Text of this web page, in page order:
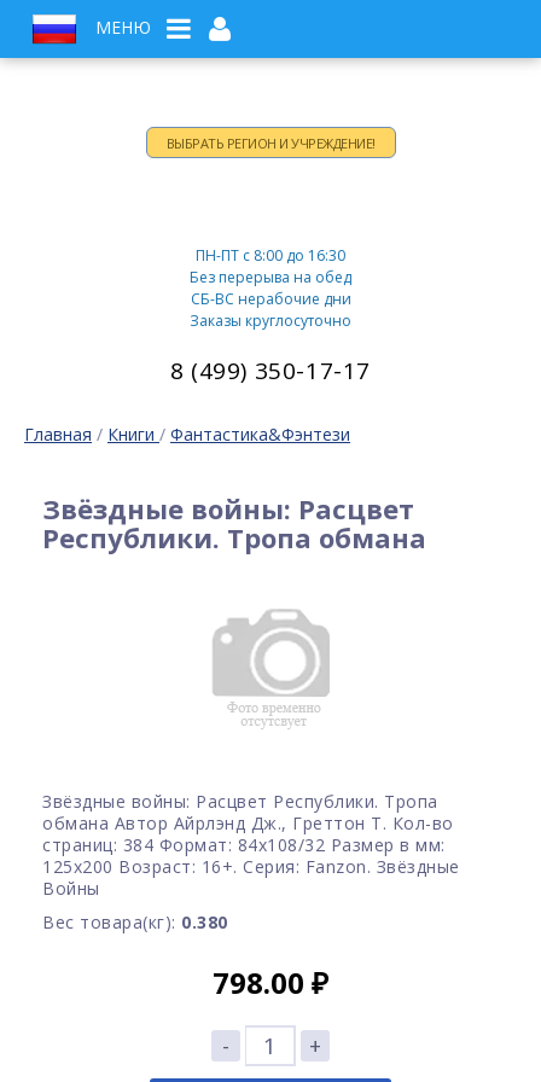
МЕНЮ
ВЫБРАТЬ РЕГИОН И УЧРЕЖДЕНИЕ!
ПН-ПТ c 8:00 до 16:30
Без перерыва на обед
СБ-ВС нерабочие дни
Заказы круглосуточно
8 (499) 350-17-17
Главная / Книги / Фантастика&Фэнтези
Звёздные войны: Расцвет
Республики. Тропа обмана
Звёздные войны: Расцвет Республики. Тропа
обмана Автор Айрлэнд Дж., Греттон Т. Кол-во
страниц: 384 Формат: 84x108/32 Размер в мм:
125х200 Возраст: 16+. Серия: Fanzon. Звёздные
Войны
Вес товара(кг): 0.380
798.00 ₽
- +